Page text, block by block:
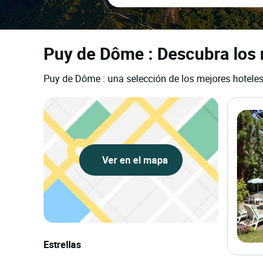
Puy de Dôme : Descubra
Puy de Dôme : una selección de los mejores
Ver en el mapa
Estrellas